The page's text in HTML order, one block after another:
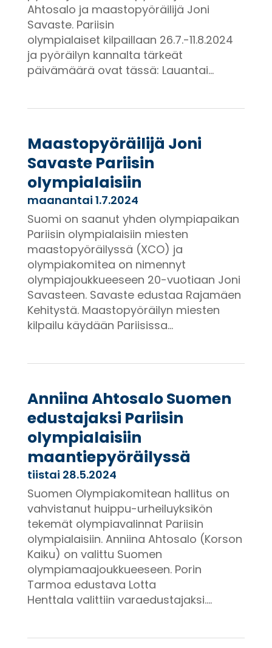
Ahtosalo ja maastopyöräilijä Joni
Savaste. Pariisin
olympialaiset kilpaillaan 26.7.-11.8.2024
ja pyöräilyn kannalta tärkeät
päivämäärä ovat tässä: Lauantai...
Maastopyöräilijä Joni
Savaste Pariisin
olympialaisiin
maanantai 1.7.2024
Suomi on saanut yhden olympiapaikan
Pariisin olympialaisiin miesten
maastopyöräilyssä (XCO) ja
olympiakomitea on nimennyt
olympiajoukkueeseen 20-vuotiaan Joni
Savasteen. Savaste edustaa Rajamäen
Kehitystä. Maastopyöräilyn miesten
kilpailu käydään Pariisissa...
Anniina Ahtosalo Suomen
edustajaksi Pariisin
olympialaisiin
maantiepyöräilyssä
tiistai 28.5.2024
Suomen Olympiakomitean hallitus on
vahvistanut huippu-urheiluyksikön
tekemät olympiavalinnat Pariisin
olympialaisiin. Anniina Ahtosalo (Korson
Kaiku) on valittu Suomen
olympiamaajoukkueeseen. Porin
Tarmoa edustava Lotta
Henttala valittiin varaedustajaksi....